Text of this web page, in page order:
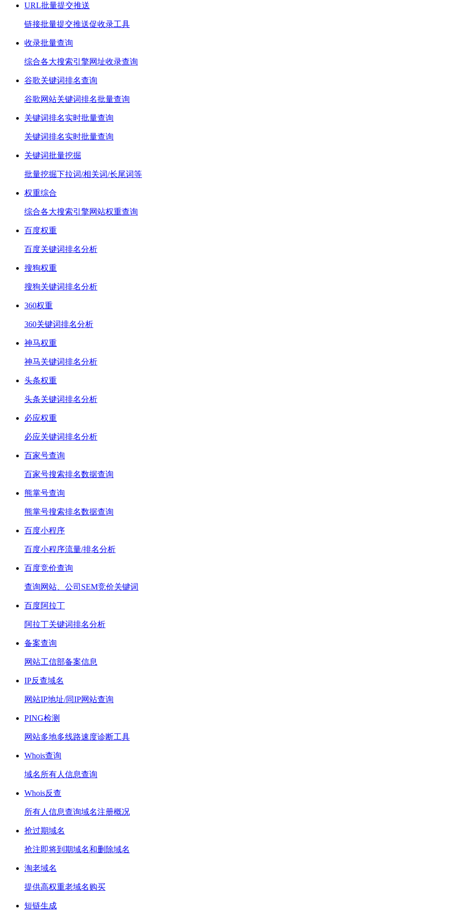
URL批量提交推送
链接批量提交推送促收录工具
收录批量查询
综合各大搜索引擎网址收录查询
谷歌关键词排名查询
谷歌网站关键词排名批量查询
关键词排名实时批量查询
关键词排名实时批量查询
关键词批量挖掘
批量挖掘下拉词/相关词/长尾词等
权重综合
综合各大搜索引擎网站权重查询
百度权重
百度关键词排名分析
搜狗权重
搜狗关键词排名分析
360权重
360关键词排名分析
神马权重
神马关键词排名分析
头条权重
头条关键词排名分析
必应权重
必应关键词排名分析
百家号查询
百家号搜索排名数据查询
熊掌号查询
熊掌号搜索排名数据查询
百度小程序
百度小程序流量/排名分析
百度竞价查询
查询网站、公司SEM竞价关键词
百度阿拉丁
阿拉丁关键词排名分析
备案查询
网站工信部备案信息
IP反查域名
网站IP地址/同IP网站查询
PING检测
网站多地多线路速度诊断工具
Whois查询
域名所有人信息查询
Whois反查
所有人信息查询域名注册概况
抢过期域名
抢注即将到期域名和删除域名
淘老域名
提供高权重老域名购买
短链生成